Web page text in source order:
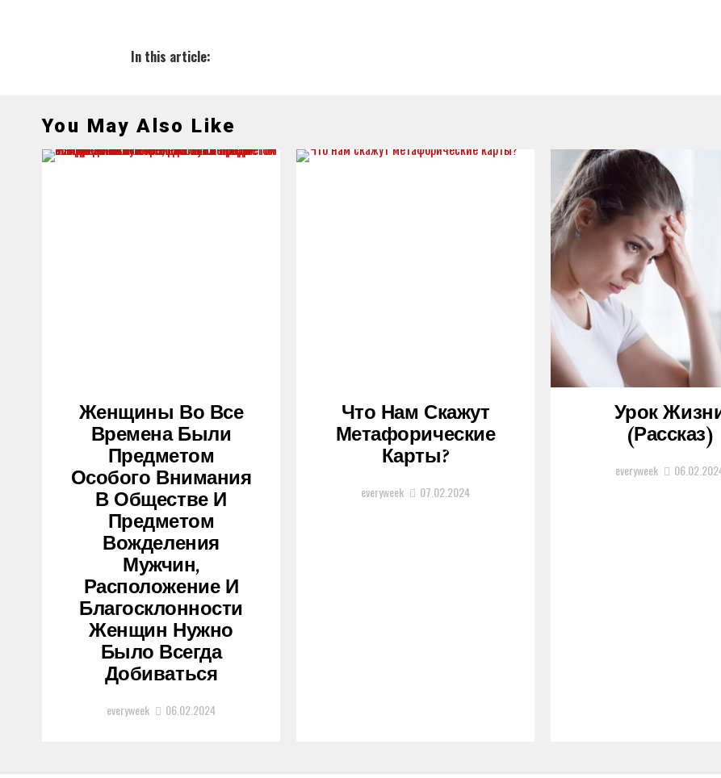
In this article:
You May Also Like
Женщины Во Все
Времена Были
Предметом
Особого Внимания
В Обществе И
Предметом
Вожделения
Мужчин,
Расположение И
Благосклонности
Женщин Нужно
Было Всегда
Добиваться
everyweek 06.02.2024
Что Нам Скажут
Метафорические
Карты?
everyweek 07.02.2024
Урок
(рассказ)
everyweek